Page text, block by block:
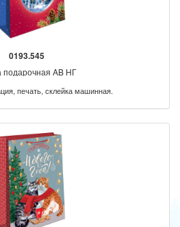
0193.545
подарочная AB НГ
печать, склейка машинная.